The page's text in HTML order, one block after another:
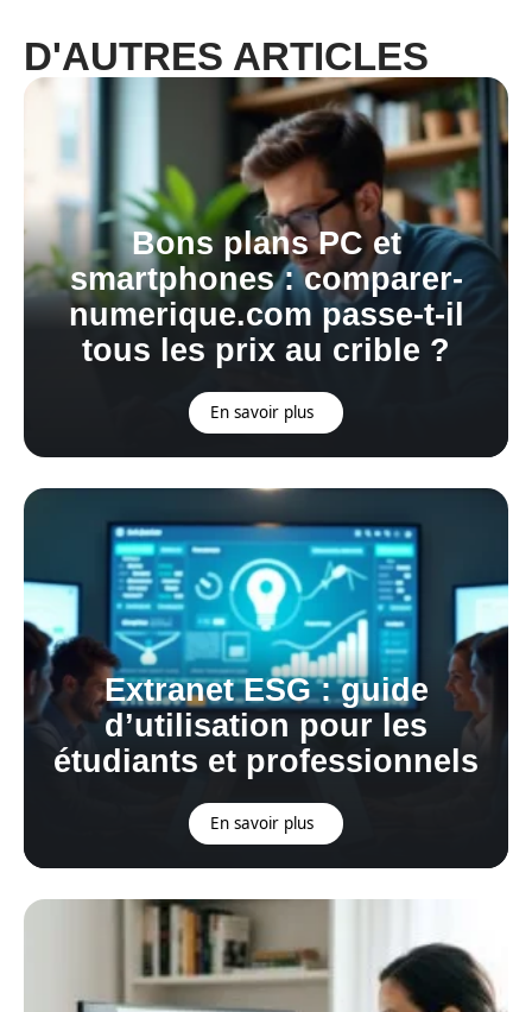
D'AUTRES ARTICLES
Bons plans PC et
smartphones : comparer-
numerique.com passe-t-il
tous les prix au crible ?
En savoir plus
Extranet ESG : guide
d’utilisation pour les
étudiants et professionnels
En savoir plus